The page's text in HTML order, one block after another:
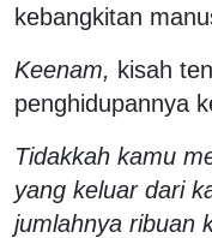
kebangkitan
Keenam, kisah
penghidupannya
Tidakkah kamu
yang keluar dari
jumlahnya ribuan